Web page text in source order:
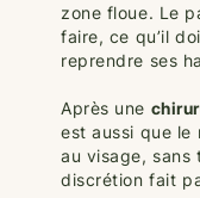
zone floue. Le
faire, ce qu’il
reprendre ses
Après une
est aussi que le
au visage, sans
discrétion fait